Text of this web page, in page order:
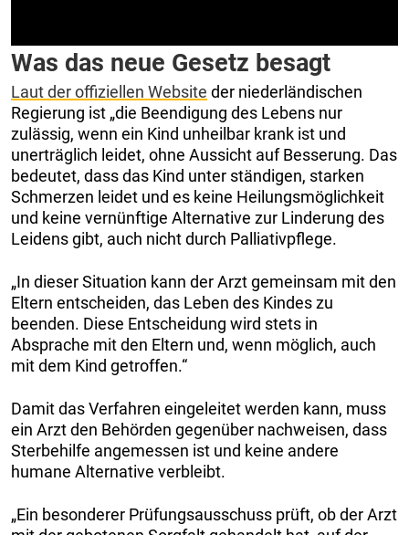
Was das neue Gesetz besagt
Laut der offiziellen Website der niederländischen
Regierung ist „die Beendigung des Lebens nur
zulässig, wenn ein Kind unheilbar krank ist und
unerträglich leidet, ohne Aussicht auf Besserung. Das
bedeutet, dass das Kind unter ständigen, starken
Schmerzen leidet und es keine Heilungsmöglichkeit
und keine vernünftige Alternative zur Linderung des
Leidens gibt, auch nicht durch Palliativpflege.
„In dieser Situation kann der Arzt gemeinsam mit den
Eltern entscheiden, das Leben des Kindes zu
beenden. Diese Entscheidung wird stets in
Absprache mit den Eltern und, wenn möglich, auch
mit dem Kind getroffen.“
Damit das Verfahren eingeleitet werden kann, muss
ein Arzt den Behörden gegenüber nachweisen, dass
Sterbehilfe angemessen ist und keine andere
humane Alternative verbleibt.
„Ein besonderer Prüfungsausschuss prüft, ob der Arzt